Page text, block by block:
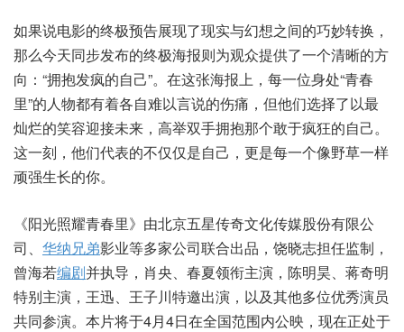
如果说电影的终极预告展现了现实与幻想之间的巧妙转换，
那么今天同步发布的终极海报则为观众提供了一个清晰的方
向：“拥抱发疯的自己”。在这张海报上，每一位身处“青春
里”的人物都有着各自难以言说的伤痛，但他们选择了以最
灿烂的笑容迎接未来，高举双手拥抱那个敢于疯狂的自己。
这一刻，他们代表的不仅仅是自己，更是每一个像野草一样
顽强生长的你。
《阳光照耀青春里》由北京五星传奇文化传媒股份有限公
司、 华纳兄弟影业等多家公司联合出品，饶晓志担任监制，
曾海若编剧并执导，肖央、春夏领衔主演，陈明昊、蒋奇明
特别主演，王迅、王子川特邀出演，以及其他多位优秀演员
共同参演。本片将于4月4日在全国范围内公映，现在正处于